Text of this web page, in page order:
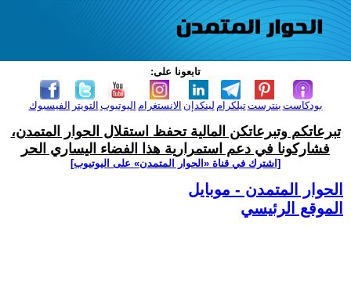
تابعونا على:
الفيسبوك التويتر اليوتيوب الانستغرام لينكدإن تيلكرامبنترست بودكاست
تبرعاتكم وتبرعاتكن المالية تحفظ استقلال الحوار المتمدن،
فشاركونا في دعم استمرارية هذا الفضاء اليساري الحر
[اشترك في قناة ‫«الحوار المتمدن» على اليوتيوب]
الحوار المتمدن - موبايل
الموقع الرئيسي